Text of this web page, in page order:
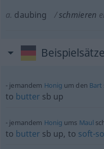
a. daubing schmieren
jemandem Honig um den Bart
to butter sb up
jemandem Honig ums Maul
to butter sb up, to soft-